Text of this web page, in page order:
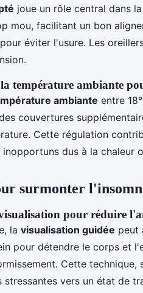
joue un rôle central dans
mou, facilitant un bon
éviter l'usure. Les
température ambiante
ambiante entre
couvertures
Cette régulation
dus à la chaleur
surmonter
pour réduire
la visualisation guidée peut
pour détendre le corps et
Cette
stressantes vers un état de